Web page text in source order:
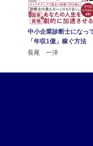
中小企業診断士になっ
「年収1億」稼ぐ方法
長尾 一洋